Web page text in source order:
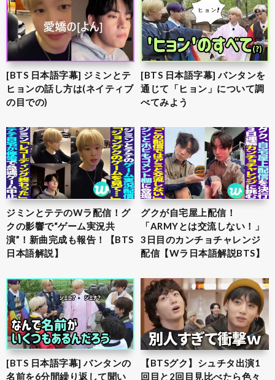
[BTS 日本語字幕] ジミンとテ
ヒョンの話し方は(ネイティブ
の目での)
[BTS 日本語字幕] バンタンを
通じて「ヒョン」について調
べてみよう
ジミンとテテのWラ配信！グ
クの影響で“ゲーム実況共
演”！新曲完成も報告！【BTS
日本語解説】
グクが自宅屋上配信！
「ARMYとは交流しない！」
3日目のカンチョチャレンジ
配信【Wラ日本語解説BTS】
[BTS 日本語字幕] バンタンの
名前を6分間繰り返して聞い
【BTSグク】シュチタ出演1
回目と2回目見比べたら色々